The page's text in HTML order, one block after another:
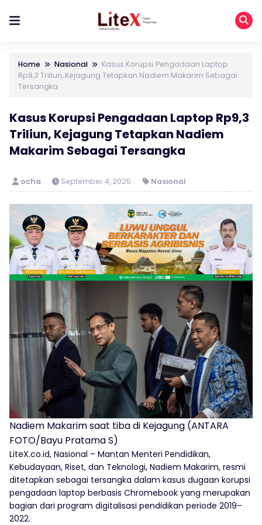
Home Nasional
Kasus Korupsi Pengadaan Laptop
Rp9,3 Triliun, Kejagung Tetapkan Nadiem Makarim Sebagai
Tersangka
Kasus Korupsi Pengadaan Laptop Rp9,3
Triliun, Kejagung Tetapkan Nadiem
Makarim Sebagai Tersangka
ocha September 4, 2025 Nasional
Nadiem Makarim saat tiba di Kejagung (ANTARA
FOTO/Bayu Pratama S)
LiteX.co.id, Nasional – Mantan Menteri Pendidikan,
Kebudayaan, Riset, dan Teknologi, Nadiem Makarim, resmi
ditetapkan sebagai tersangka dalam kasus dugaan korupsi
pengadaan laptop berbasis Chromebook yang merupakan
bagian dari program digitalisasi pendidikan periode 2019–
2022.